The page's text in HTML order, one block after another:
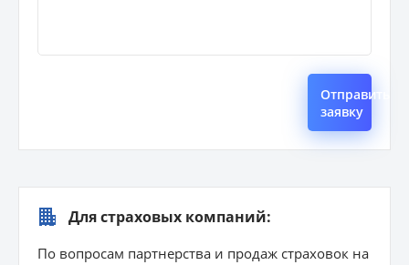
Отправить
заявку
Для страховых компаний:
По вопросам партнерства и продаж страховок на